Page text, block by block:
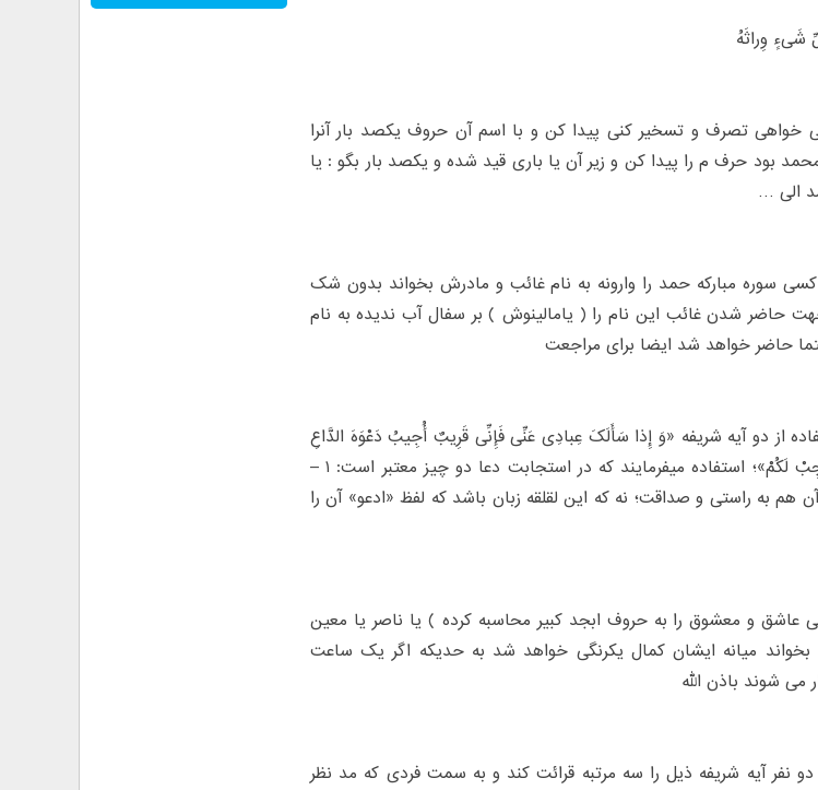
شَیءٍ وِراثَهُ
تصرف و تسخیر کنی پیدا کن و با اسم آن حروف یکصد بار آنرا
بود حرف م را پیدا کن و زیر آن یا باری قید شده و یکصد بار بگو : یا
الی …
کسی سوره مبارکه حمد را وارونه به نام غائب و مادرش بخواند بدون شک
حاضر شدن غائب این نام را ( یامالینوش ) بر سفال آب ندیده به نام
حاضر خواهد شد ایضا برای مراجعت
از دو آیه شریفه «وَ إِذا سَأَلَکَ عِبادِی عَنِّی فَإِنِّی قَرِیبٌ أُجِیبُ دَعْوَهَ الدَّاعِ
إِذا دَعانِ»؛ و آیه «ادْعُونِی أَسْتَجِبْ لَکُمْ»؛ استفاده می‏فرمایند که در استجابت دعا دو چیز معتبر است: ۱ –
به راستی و صداقت؛ نه که این لقلقه زبان باشد که لفظ «ادعو» آن را
و معشوق را به حروف ابجد کبیر محاسبه کرده ) یا ناصر یا معین
بخواند میانه ایشان کمال یکرنگی خواهد شد به حدیکه اگر یک ساعت
می شوند باذن الله
نفر آیه شریفه ذیل را سه مرتبه قرائت کند و به سمت فردی که مد نظر